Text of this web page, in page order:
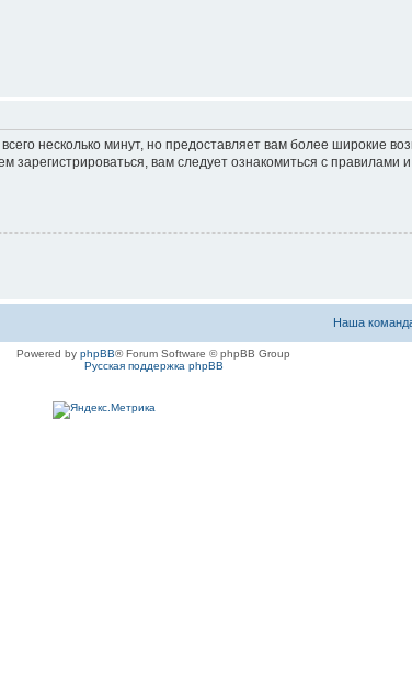
несколько минут, но предоставляет вам более широкие
зарегистрироваться, вам следует ознакомиться с
Наша
Powered by phpBB® Forum Software © phpBB Group
Русская поддержка phpBB